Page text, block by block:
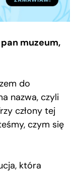
muzeum,
do
nazwa, czyli
człony tej
czym się
która